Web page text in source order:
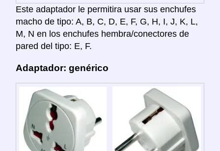
Este adaptador le permitira usar sus enchufes
macho de tipo: A, B, C, D, E, F, G, H, I, J, K, L,
M, N en los enchufes hembra/conectores de
pared del tipo: E, F.
Adaptador: genérico